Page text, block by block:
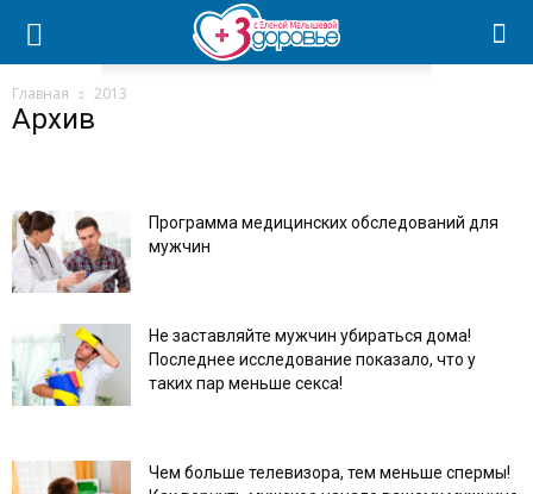
Главная 2013
Архив
Программа медицинских обследований для
мужчин
Не заставляйте мужчин убираться дома!
Последнее исследование показало, что у
таких пар меньше секса!
Чем больше телевизора, тем меньше спермы!